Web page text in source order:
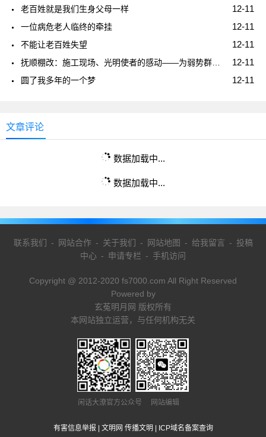
12-11
老百姓就是我们生身父母一样
12-11
一位病危老人临终的牵挂
12-11
不能让老百姓失望
12-11
12-11
圆了我多年的一个梦
文章评论
数据加载中...
数据加载中...
联系我们 - 网站合作- 关于我们 - 网站地图 - 给我留言 - 投稿
中心 - 申请专栏 - 手机访问
Copyright @ 2012-2020 fs7000.com All Right Reserved
Powered by
玄菟明月网 版权所有
本网站独立运营，与任何机构无关
闲话大潦官方公众号 网站编辑
有害信息举报 文明网 传播文明 ICP域名备案查询